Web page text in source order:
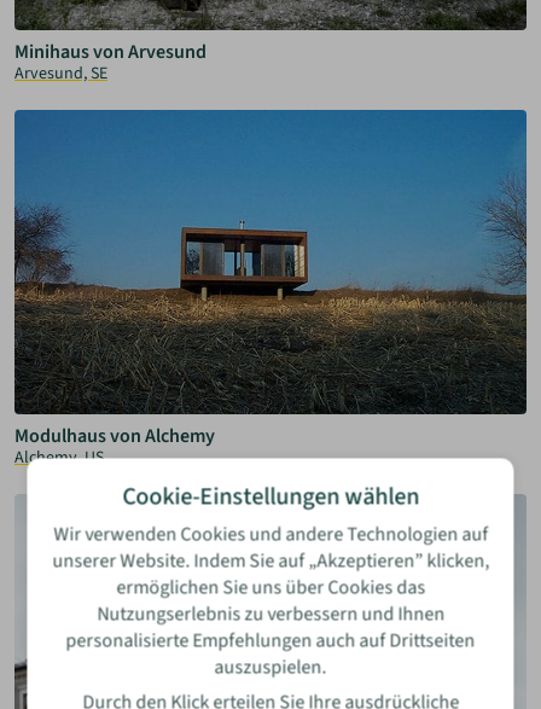
Minihaus von Arvesund
Arvesund, SE
Modulhaus von Alchemy
Alchemy, US
Cookie-Einstellungen wählen
Wir verwenden Cookies und andere Technologien auf
unserer Website. Indem Sie auf „Akzeptieren” klicken,
ermöglichen Sie uns über Cookies das
Nutzungserlebnis zu verbessern und Ihnen
personalisierte Empfehlungen auch auf Drittseiten
auszuspielen.
Durch den Klick erteilen Sie Ihre ausdrückliche